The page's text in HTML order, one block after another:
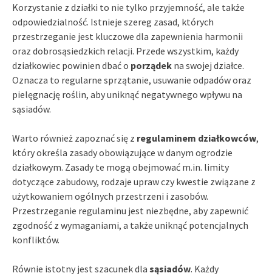
Korzystanie z działki to nie tylko przyjemność, ale także
odpowiedzialność. Istnieje szereg zasad, których
przestrzeganie jest kluczowe dla zapewnienia harmonii
oraz dobrosąsiedzkich relacji. Przede wszystkim, każdy
działkowiec powinien dbać o porządek na swojej działce.
Oznacza to regularne sprzątanie, usuwanie odpadów oraz
pielęgnację roślin, aby uniknąć negatywnego wpływu na
sąsiadów.
Warto również zapoznać się z regulaminem działkowców,
który określa zasady obowiązujące w danym ogrodzie
działkowym. Zasady te mogą obejmować m.in. limity
dotyczące zabudowy, rodzaje upraw czy kwestie związane z
użytkowaniem ogólnych przestrzeni i zasobów.
Przestrzeganie regulaminu jest niezbędne, aby zapewnić
zgodność z wymaganiami, a także uniknąć potencjalnych
konfliktów.
Równie istotny jest szacunek dla sąsiadów. Każdy